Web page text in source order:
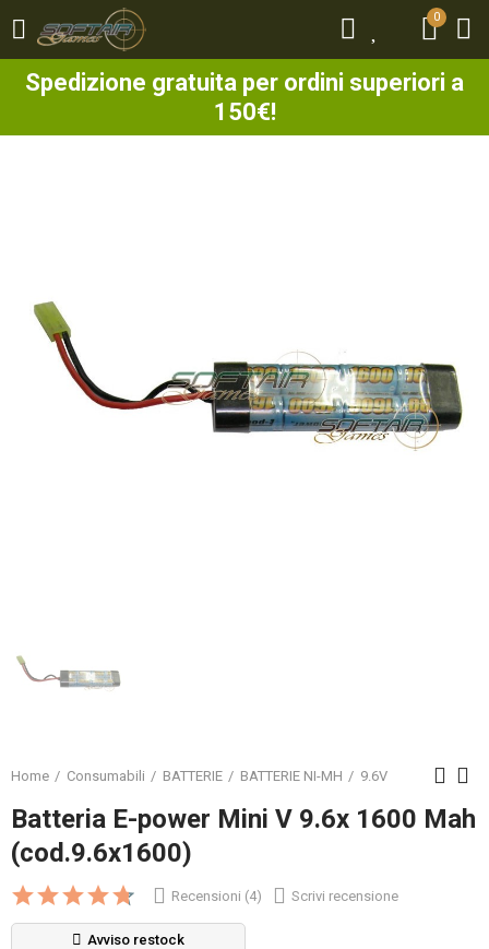
0
Spedizione gratuita per ordini superiori a
150€!
0
Home Consumabili BATTERIE BATTERIE NI-MH 9.6V
Batteria E-power Mini V 9.6x 1600 Mah
(cod.9.6x1600)
Recensioni (4) Scrivi recensione
Avviso restock